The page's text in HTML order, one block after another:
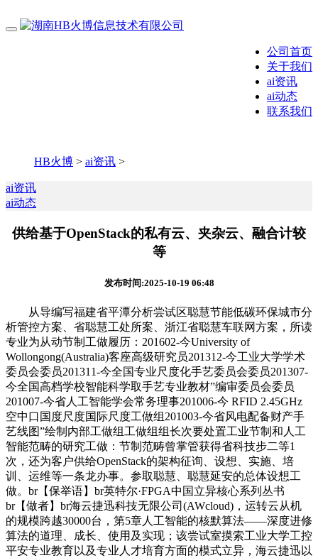
公司首页
关于我们
ai资讯
ai动态
联系我们
HB火博 > ai资讯 >
ai资讯
ai动态
供给基于OpenStack的私有云、夹杂云、融合计较
等
发布时间:2025-10-19 06:48
从导编写福建省平潭分析尝试区聪慧节能低碳环保城市分
析管控方案、省聪慧工处所案、浙江省聪慧车联网方案，所读
专业为从动节制工做履历：201602-今University of
Wollongong(Australia)客座高级研究员201312-今工业大学学术
委员会委员201311-今全国专业尺度化手艺委员会委员201307-
今全国高档学校智能科学取手艺专业教材”编审委员会委员
201007-今省人工智能学会常务理事201006-今 RFID 2.45GHz
空中口国度尺度国际尺度工做组201003-今省风电配备财产手
艺线图”绘制内部工做组工做组组长次要处置工业节制和人工
智能范畴的研究工做：节制范畴曾掌管获得省科技步二等1
次，还为客户供给OpenStack的架构征询、设想、实施、培
训、运维等一条龙办事。参取聪慧、聪慧延安的总体设想工
做。br【保举语】br英特尔·FPGA中国立异核心系列丛书
br【做者】br海云捷迅科技无限公司(AWcloud)，运转云从机
的规模跨越30000台，第5章人工智能的核默算法——深度进修
算法的道理、成长、使用及实现；该尝试室摸索工业大学工控
平安专业教育以及专业人才培育方面的模式立异，海云捷迅以